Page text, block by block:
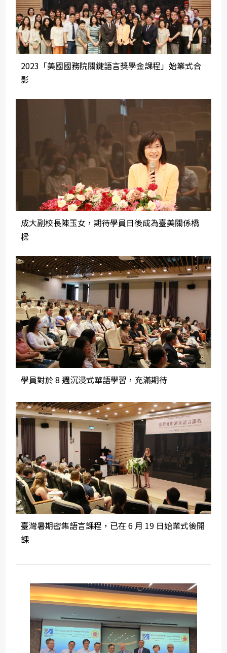
2023「美國國務院關鍵語言獎學金課程」始業式合
影
成大副校長陳玉女，期待學員日後成為臺美關係橋
樑
學員對於 8 週沉浸式華語學習，充滿期待
臺灣暑期密集語言課程，已在 6 月 19 日始業式後開
課